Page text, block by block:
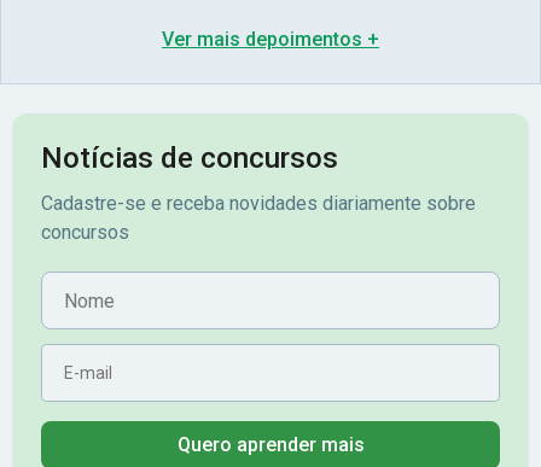
preparação completa, e o resultado
abriu o concurso para o Banco da sua
cidade, o Banrisul. Se tornou
assinante premium e em seguida
mérito no concurso do
Banrisul.Charles Kelvin Friske -
sua vida e
obstáculos
Pimenta -
Ver mais depoimentos +
Notícias de concursos
Cadastre-se e receba novidades diariamente sobre
concursos
Nome
E-mail
Quero aprender mais